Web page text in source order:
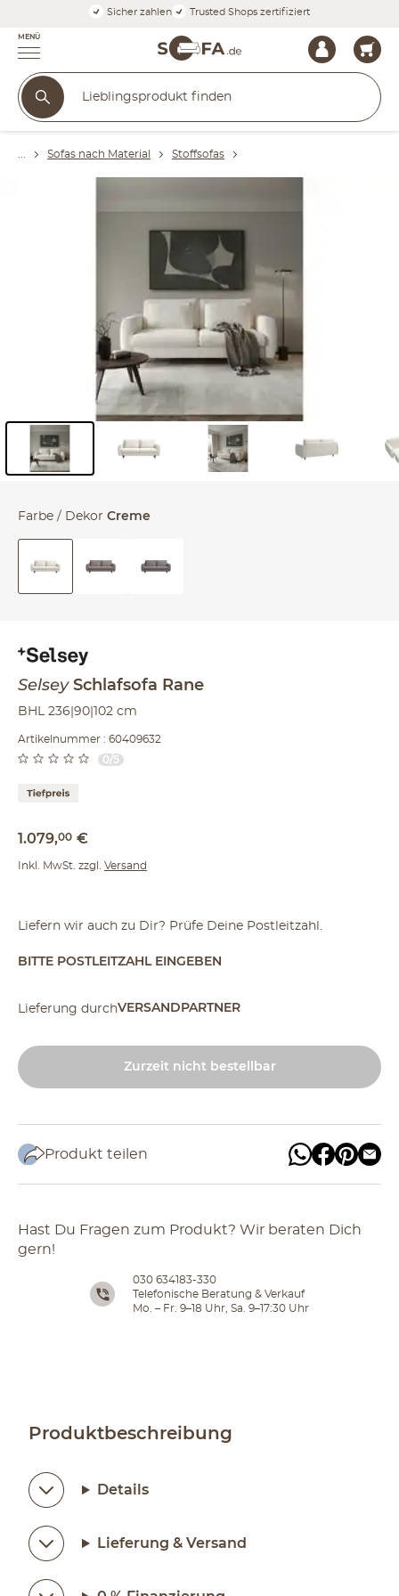
Sicher zahlen Trusted Shops zertifiziert
MENÜ
Sofas nach Material Stoffsofas
Selsey Schlafsofa Rane
BHL 236|90|102 cm
Artikelnummer : 60409632
0/5
1.079,00 €
Inkl. MwSt. zzgl. Versand
Farbe / Dekor Creme
Liefern wir auch zu Dir? Prüfe Deine Postleitzahl.
BITTE POSTLEITZAHL EINGEBEN
Lieferung durchVERSANDPARTNER
Zurzeit nicht bestellbar
Produkt teilen
Hast Du Fragen zum Produkt? Wir beraten Dich
gern!
030 634183-330
Telefonische Beratung & Verkauf
Mo. – Fr. 9–18 Uhr, Sa. 9–17:30 Uhr
Produktbeschreibung
Details
Lieferung & Versand